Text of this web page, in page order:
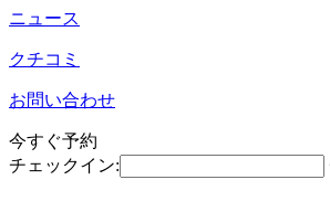
ニュース
クチコミ
お問い合わせ
今すぐ予約
チェックイン: